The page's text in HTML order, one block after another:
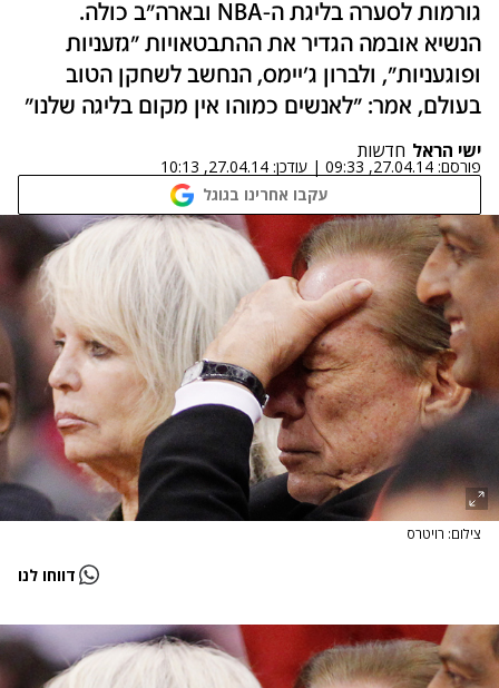
גורמות לסערה בליגת ה-NBA ובארה"ב כולה.
הנשיא אובמה הגדיר את ההתבטאויות "גזעניות
ופוגעניות", ולברון ג'יימס, הנחשב לשחקן הטוב
בעולם, אמר: "לאנשים כמוהו אין מקום בליגה שלנו"
ישי הראל חדשות
פורסם: 27.04.14, 09:33
| עודכן: 27.04.14, 10:13
עקבו אחרינו בגוגל
צילום: רויטרס
דווחו לנו